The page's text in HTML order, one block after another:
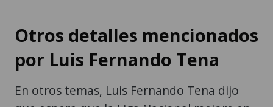
Otros detalles mencionados
por Luis Fernando Tena
En otros temas, Luis Fernando Tena dijo